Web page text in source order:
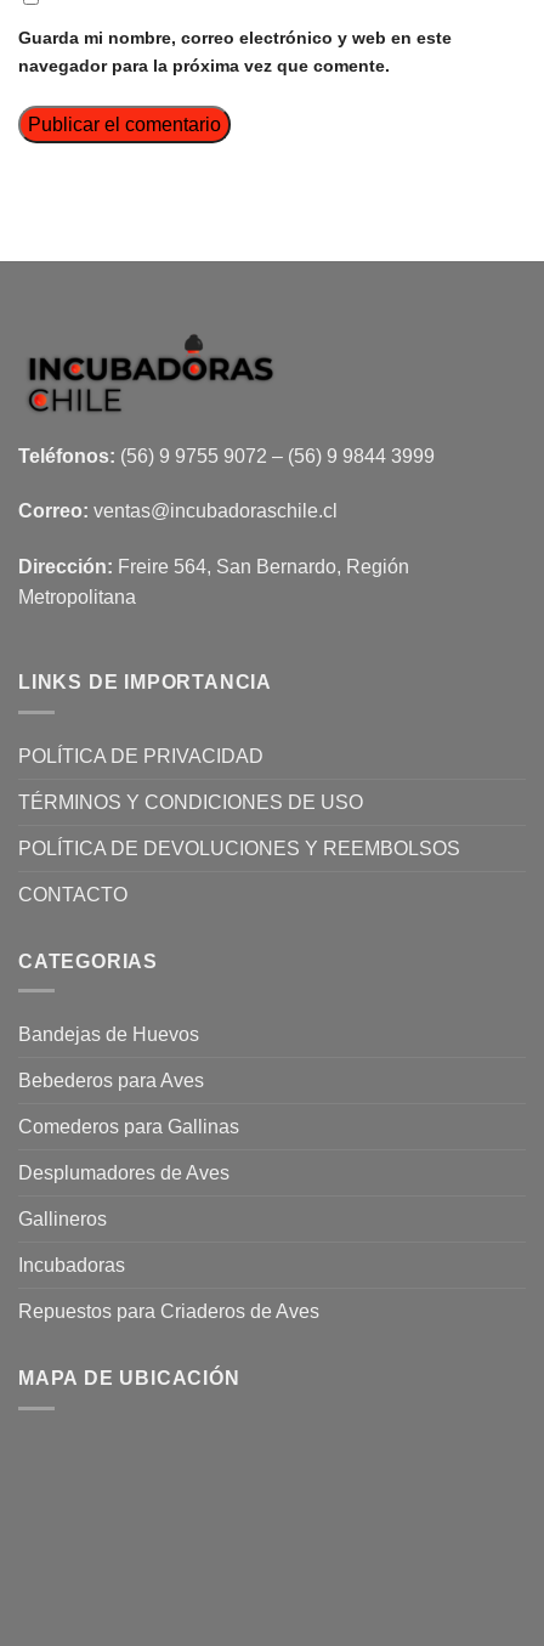
Guarda mi nombre, correo electrónico y web en este
navegador para la próxima vez que comente.
Teléfonos: (56) 9 9755 9072 – (56) 9 9844 3999
Correo: ventas@incubadoraschile.cl
Dirección: Freire 564, San Bernardo, Región
Metropolitana
LINKS DE IMPORTANCIA
POLÍTICA DE PRIVACIDAD
TÉRMINOS Y CONDICIONES DE USO
POLÍTICA DE DEVOLUCIONES Y REEMBOLSOS
CONTACTO
CATEGORIAS
Bandejas de Huevos
Bebederos para Aves
Comederos para Gallinas
Desplumadores de Aves
Gallineros
Incubadoras
Repuestos para Criaderos de Aves
MAPA DE UBICACIÓN